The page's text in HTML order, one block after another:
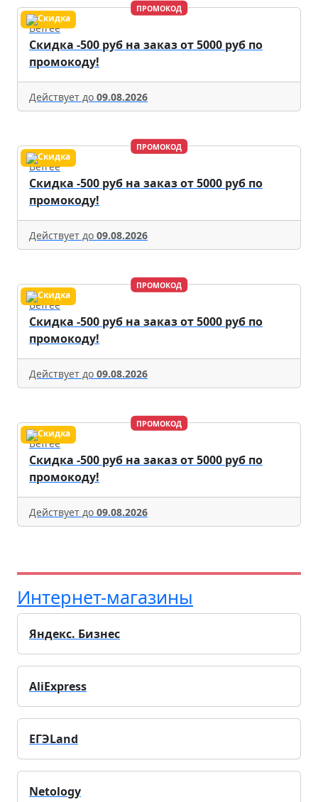
ПРОМОКОД
Befree
Скидка -500 руб на заказ от 5000 руб по
промокоду!
Действует до 09.08.2026
ПРОМОКОД
Befree
Скидка -500 руб на заказ от 5000 руб по
промокоду!
Действует до 09.08.2026
ПРОМОКОД
Befree
Скидка -500 руб на заказ от 5000 руб по
промокоду!
Действует до 09.08.2026
ПРОМОКОД
Befree
Скидка -500 руб на заказ от 5000 руб по
промокоду!
Действует до 09.08.2026
Интернет-магазины
Яндекс. Бизнес
AliExpress
ЕГЭLand
Netology